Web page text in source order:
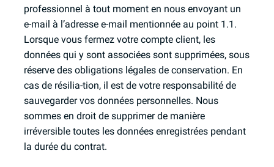
professionnel à tout moment en nous envoyant un
e-mail à l’adresse e-mail mentionnée au point 1.1.
Lorsque vous fermez votre compte client, les
données qui y sont associées sont supprimées, sous
réserve des obligations légales de conservation. En
cas de résilia-tion, il est de votre responsabilité de
sauvegarder vos données personnelles. Nous
sommes en droit de supprimer de manière
irréversible toutes les données enregistrées pendant
la durée du contrat.